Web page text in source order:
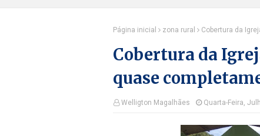
Página inicial zona rural Cobertura da
Cobertura da
quase
Welligton Magalhães Quarta-Feira,